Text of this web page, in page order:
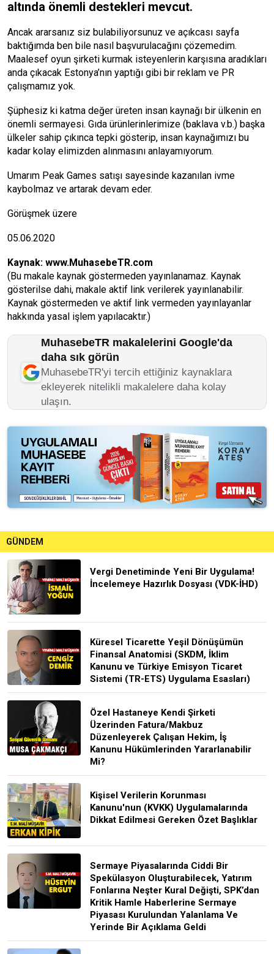
altında önemli destekleri mevcut.
Ancak ararsanız siz bulabiliyorsunuz ve açıkcası sayfa
baktığımda ben bile nasıl başvurulacağını çözemedim.
Maalesef oyun şirketi kurmak isteyenlerin karşısına aradıkları
anda çıkacak Estonya’nın yaptığı gibi bir reklam ve PR
çalışmamız yok.
Şüphesiz ki katma değer üreten insan kaynağı bir ülkenin en
önemli sermayesi. Gıda ürünlerinlerimize (baklava v.b.) başka
ülkeler sahip çıkınca tepki gösterip, insan kaynağımızı bu
kadar kolay elimizden alınmasını anlayamıyorum.
Umarım Peak Games satışı sayesinde kazanılan ivme
kaybolmaz ve artarak devam eder.
Görüşmek üzere
05.06.2020
Kaynak: www.MuhasebeTR.com
(Bu makale kaynak göstermeden yayınlanamaz. Kaynak
gösterilse dahi, makale aktif link verilerek yayınlanabilir.
Kaynak göstermeden ve aktif link vermeden yayınlayanlar
hakkında yasal işlem yapılacaktır.)
MuhasebeTR makalelerini Google'da
daha sık görün
MuhasebeTR'yi tercih ettiğiniz kaynaklara
ekleyerek nitelikli makalelere daha kolay
ulaşın.
GÜNDEM
Vergi Denetiminde Yeni Bir Uygulama!
İncelemeye Hazırlık Dosyası (VDK-İHD)
Küresel Ticarette Yeşil Dönüşümün
Finansal Anatomisi (SKDM, İklim
Kanunu ve Türkiye Emisyon Ticaret
Sistemi (TR-ETS) Uygulama Esasları)
Özel Hastaneye Kendi Şirketi
Üzerinden Fatura/Makbuz
Düzenleyerek Çalışan Hekim, İş
Kanunu Hükümlerinden Yararlanabilir
Mi?
Kişisel Verilerin Korunması
Kanunu'nun (KVKK) Uygulamalarında
Dikkat Edilmesi Gereken Özet Başlıklar
Sermaye Piyasalarında Ciddi Bir
Spekülasyon Oluşturabilecek, Yatırım
Fonlarına Neşter Kural Değişti, SPK’dan
Kritik Hamle Haberlerine Sermaye
Piyasası Kurulundan Yalanlama Ve
Yerinde Bir Açıklama Geldi